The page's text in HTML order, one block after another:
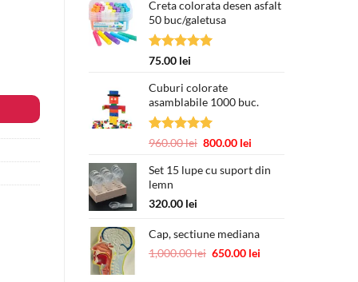
Creta colorata desen asfalt
50 buc/galetusa
Evaluat la
75.00 lei
Cuburi colorate
asamblabile 1000 buc.
Evaluat la
960.00lei Prețul
a
800.00 lei
este:
Set 15 lupe cu suport din
lemn
320.00 lei
Cap, sectiune mediana
1,000.00lei Prețul
650.00 lei